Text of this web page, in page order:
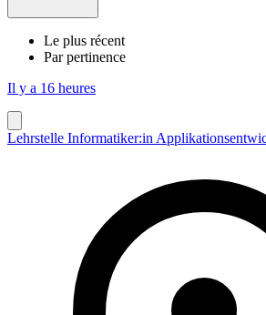
Le plus récent
Par pertinence
Il y a 16 heures
Lehrstelle Informatiker:in